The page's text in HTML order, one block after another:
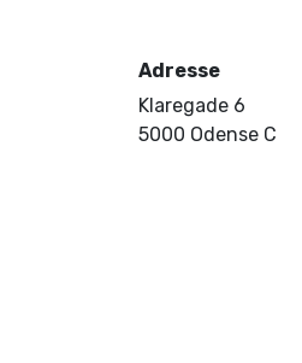
Adresse
Klaregade 6
5000 Odense C